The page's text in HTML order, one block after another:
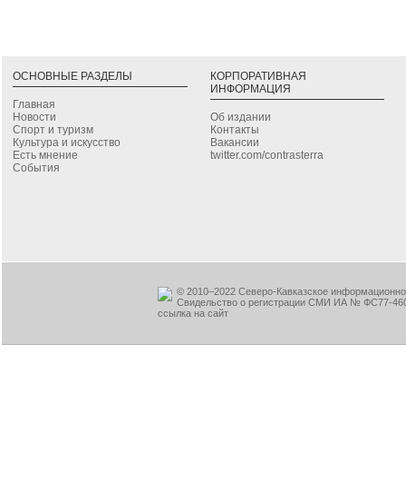
ОСНОВНЫЕ РАЗДЕЛЫ
Главная
Новости
Спорт и туризм
Культура и искусство
Есть мнение
События
КОРПОРАТИВНАЯ
ИНФОРМАЦИЯ
Об издании
Контакты
Вакансии
twitter.com/contrasterra
© 2010–2022 Северо-Кавказское
Свидельство о регистрации СМИ ИА № ФС77-
ссылка на сайт